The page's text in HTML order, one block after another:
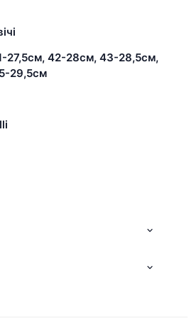
27,5см, 42-28см, 43-28,5см,
29,5см